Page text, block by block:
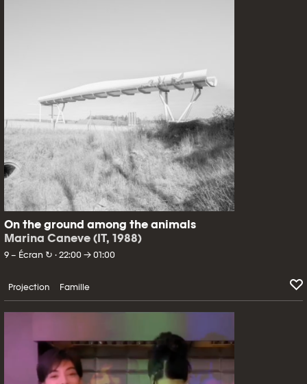
On the ground among the animals
Marina Caneve (IT, 1988)
9 – Écran ↻ · 22:00 → 01:00
Projection Famille